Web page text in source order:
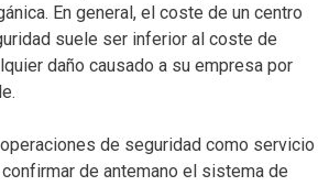
En general, el coste de un centro
suele ser inferior al coste de
daño causado a su empresa por
de seguridad como servicio
de antemano el sistema de